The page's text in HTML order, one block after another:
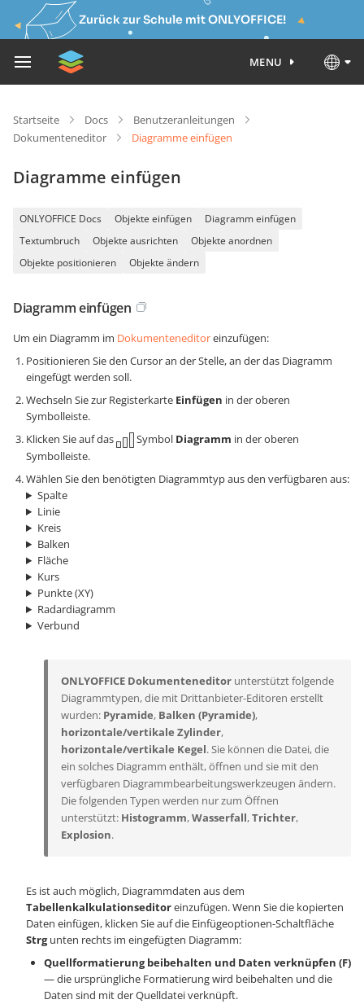
Zurück zur Schule mit ONLYOFFICE!
MENU
Startseite Docs
Benutzeranleitungen
Dokumenteneditor
Diagramme einfügen
Diagramme einfügen
ONLYOFFICE Docs Objekte einfügen
Diagramm einfügen
Textumbruch
Objekte ausrichten
Objekte anordnen
Objekte positionieren
Objekte ändern
Diagramm einfügen
Um ein Diagramm im Dokumenteneditoreinzufügen:
Positionieren Sie den Cursor an der Stelle, an der das Diagramm
eingefügt werden soll.
Wechseln Sie zur Registerkarte Einfügen in der oberen
Symbolleiste.
Klicken Sie auf das
Symbol Diagramm in der oberen
Symbolleiste.
Wählen Sie den benötigten Diagrammtyp aus den verfügbaren aus:
Spalte
Linie
Kreis
Balken
Fläche
Kurs
Punkte (XY)
Radardiagramm
Verbund
ONLYOFFICE Dokumenteneditor unterstützt folgende
Diagrammtypen, die mit Drittanbieter-Editoren erstellt
wurden: Pyramide, Balken (Pyramide),
horizontale/vertikale Zylinder,
horizontale/vertikale Kegel. Sie können die Datei, die
ein solches Diagramm enthält, öffnen und sie mit den
verfügbaren Diagrammbearbeitungswerkzeugen ändern.
Die folgenden Typen werden nur zum Öffnen
unterstützt: Histogramm,Wasserfall,Trichter,
Explosion.
Es ist auch möglich, Diagrammdaten aus dem
Tabellenkalkulationseditoreinzufügen. Wenn Sie die kopierten
Daten einfügen, klicken Sie auf die Einfügeoptionen-Schaltfläche
Strgunten rechts im eingefügten Diagramm:
Quellformatierung beibehalten und Daten verknüpfen (F)
— die ursprüngliche Formatierung wird beibehalten und die
Daten sind mit der Quelldatei verknüpft.